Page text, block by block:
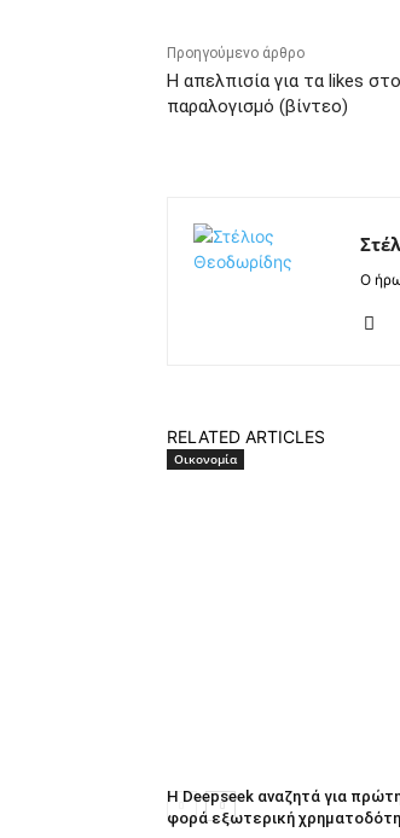
Προηγούμενο άρθρο
Η απελπισία για τα likes
παραλογισμό (βίντεο)
Ο
RELATED ARTICLES
Οικονομία
Η Deepseek αναζητά για
φορά εξωτερική